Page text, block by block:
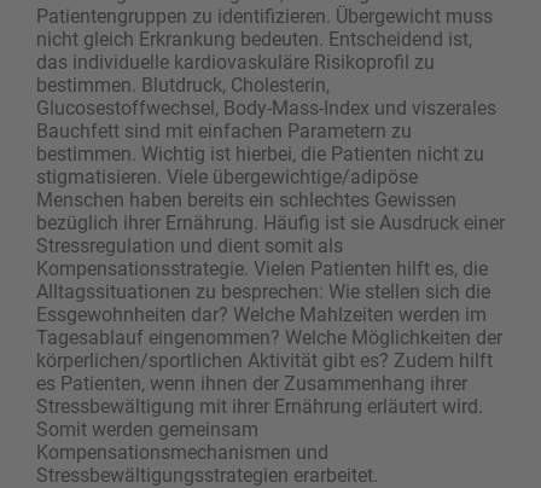
Patientengruppen zu identifizieren. Übergewicht muss
nicht gleich Erkrankung bedeuten. Entscheidend ist,
das individuelle kardiovaskuläre Risikoprofil zu
bestimmen. Blutdruck, Cholesterin,
Glucosestoffwechsel, Body-Mass-Index und viszerales
Bauchfett sind mit einfachen Parametern zu
bestimmen. Wichtig ist hierbei, die Patienten nicht zu
stigmatisieren. Viele übergewichtige/adipöse
Menschen haben bereits ein schlechtes Gewissen
bezüglich ihrer Ernährung. Häufig ist sie Ausdruck einer
Stressregulation und dient somit als
Kompensationsstrategie. Vielen Patienten hilft es, die
Alltagssituationen zu besprechen: Wie stellen sich die
Essgewohnheiten dar? Welche Mahlzeiten werden im
Tagesablauf eingenommen? Welche Möglichkeiten der
körperlichen/sportlichen Aktivität gibt es? Zudem hilft
es Patienten, wenn ihnen der Zusammenhang ihrer
Stressbewältigung mit ihrer Ernährung erläutert wird.
Somit werden gemeinsam
Kompensationsmechanismen und
Stressbewältigungsstrategien erarbeitet.